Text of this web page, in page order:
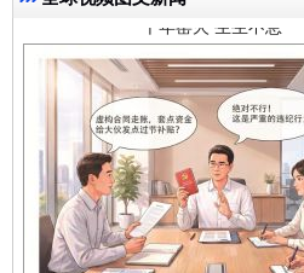
揭开“小金库”的免责幌子